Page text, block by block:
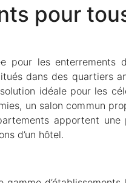
pour
pour les
dans des quartiers
idéale pour les
un salon commun
apportent
d’un hôtel.